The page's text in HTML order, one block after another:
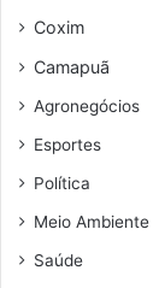
Coxim
Camapuã
Agronegócios
Esportes
Política
Meio Ambiente
Saúde